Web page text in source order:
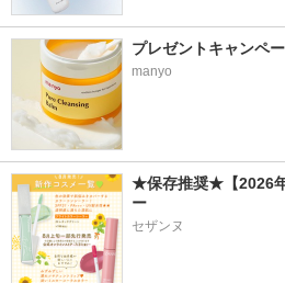
プレゼントキャンペ
manyo
★保存推奨★【2026
ー
セザンヌ